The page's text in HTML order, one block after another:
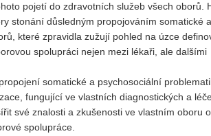
pojetí do zdravotních služeb všech oborů.
stonání důsledným propojováním somatické a
které zpravidla zužují pohled na úzce
spolupráci nejen mezi lékaři, ale dalšími
somatické a psychosociální
fungující ve vlastních diagnostických a
své znalosti a zkušenosti ve vlastním oboru o
spolupráce.